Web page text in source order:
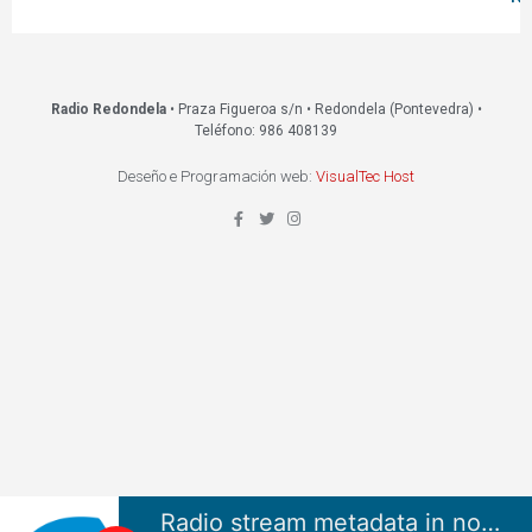
Radio Redondela• Praza Figueroa s/n • Redondela (Pontevedra) •
Teléfono: 986 408139
Deseño e Programación web: VisualTec Host
Radio stream metadata in not available.